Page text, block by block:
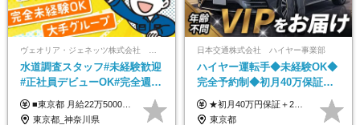
水道調査スタッフ#未経験歓迎
#正社員デビューOK#完全週休
2日制#年休125日#資格取得支
援有#社員数千人以上
■東京都 月給22万5000円（東京地域手当3万円含）～25万円＋残業代全額支給＋各種手当 ■神奈川県 月給19万5000円～24万円＋残業代全額支給＋各種手当 ※年齢・経験を考慮し決定 ※試用期間3ヶ月（期間中の給与・待遇に差異はありません） ◆通勤手当あり（全額支給） ◆昇給年1回、賞与年2回。世界最大級の環境企業グループならではの安定した給与体系です。
東京都_神奈川県
日本交通株式会社 ハイヤー事業部
ハイヤー運転手◆未経験OK◆
完全予約制◆初月40万保証◆
平均年収600万◆約4ヶ月研修
あり◆運転は1日4hほど
★初月40万円保証＋2～6ヶ月目35万円保証 ★平均年収600万円 月給236,000円（一律手当含む）＋運転手当（運転した時間に応じて支給）＋残業代＋賞与年2回 ※基礎研修期間（10日間）は日給1万円を支給します ※試用期間中（3ヶ月）の給与・待遇に差異はありません ※残業代は全額支給します
東京都